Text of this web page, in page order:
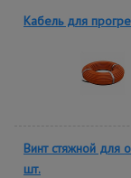
Кабель для
Винт стяжной для
шт.